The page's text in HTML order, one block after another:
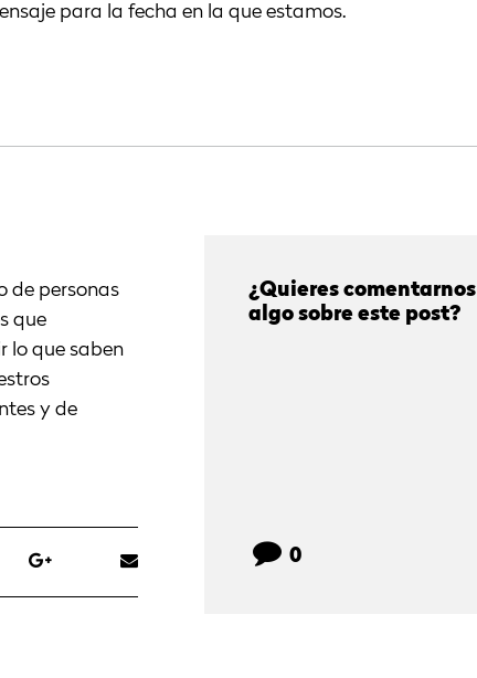
para la fecha en la que estamos.
de personas
que
lo que saben
y de
¿Quieres comentarnos
algo sobre este post?
0